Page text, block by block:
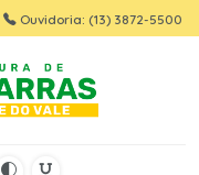
Ouvidoria: (13) 3872-5500